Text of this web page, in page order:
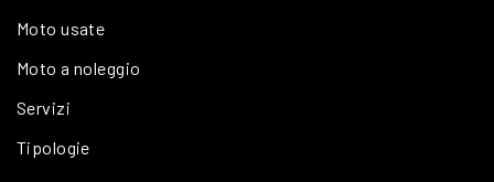
Moto usate
Moto a noleggio
Servizi
Tipologie